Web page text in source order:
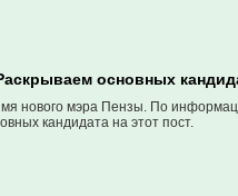
основных
нового мэра Пензы. По
кандидата на этот пост.